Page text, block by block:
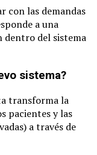
con las demandas
a una
dentro del sistema
sistema?
transforma la
pacientes y las
a través de